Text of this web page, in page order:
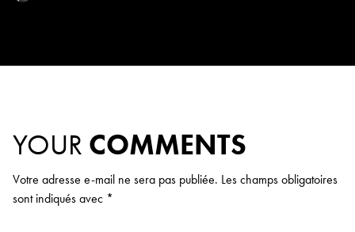
YOUR COMMENTS
Votre adresse e-mail ne sera pas publiée. Les champs obligatoires
sont indiqués avec *